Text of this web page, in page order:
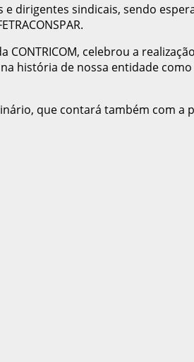
dirigentes sindicais, sendo
celebrou a
história de nossa entidade
que contará também com